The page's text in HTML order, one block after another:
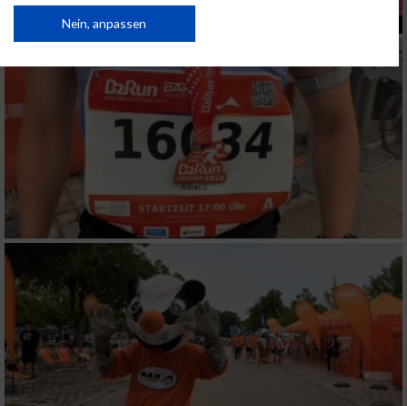
von Inhalten.
Daten können außerhalb der Europäischen Union weitergegeben und in die
Partnerliste anzeigen (1 IAB-Anbieter)
Wir nutzen Ihre Daten für folgende Zwecke:
IAB-Verarbeitungszwecke:
Speichern von oder Zugriff auf Informationen
auf einem Endgerät
Verwendung reduzierter Daten zur Auswahl
von Werbeanzeigen
Erstellung von Profilen für personalisierte
Verwendung von Profilen zur Auswahl
personalisierter Werbung
Nein, anpassen